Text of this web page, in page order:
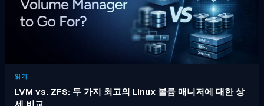
읽기
LVM vs. ZFS: 두 가지 최고의 Linux 볼륨 매니저에 대한 상